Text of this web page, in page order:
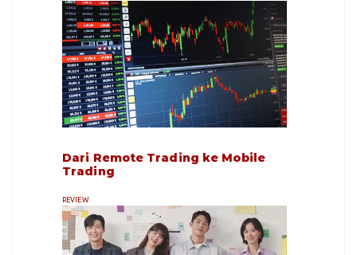
Dari Remote Trading ke Mobile
Trading
REVIEW